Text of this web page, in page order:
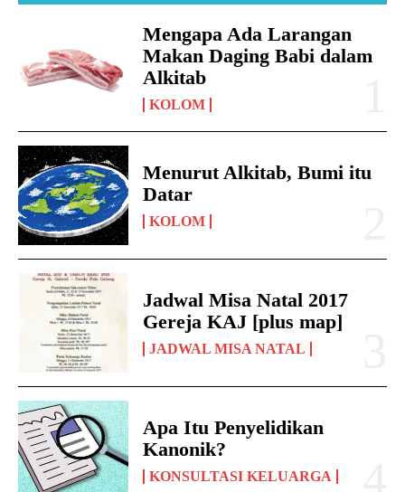
Mengapa Ada Larangan
Makan Daging Babi dalam
Alkitab
KOLOM
Menurut Alkitab, Bumi itu
Datar
KOLOM
Jadwal Misa Natal 2017
Gereja KAJ [plus map]
JADWAL MISA NATAL
Apa Itu Penyelidikan
Kanonik?
KONSULTASI KELUARGA